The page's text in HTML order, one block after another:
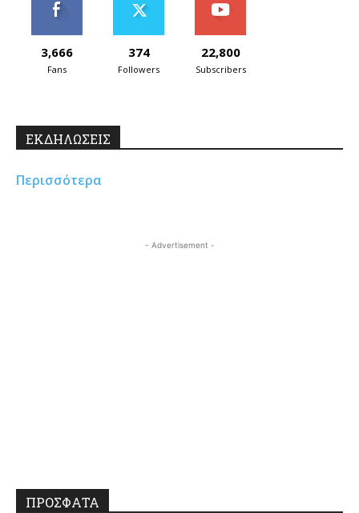
3,666
Fans
374
Followers
22,800
Subscribers
ΕΚΔΗΛΩΣΕΙΣ
Περισσότερα
- Advertisement -
ΠΡΟΣΦΑΤΑ